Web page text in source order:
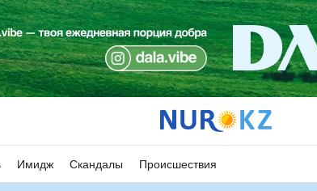
Имидж Скандалы Происшествия